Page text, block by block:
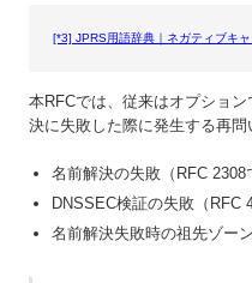
[*3] JPRS用語辞典｜ネガティブキ
本RFCでは、従来はオプショ
決に失敗した際に発生する再
名前解決の失敗（RFC 2308
DNSSEC検証の失敗（RFC
名前解決失敗時の祖先ゾー